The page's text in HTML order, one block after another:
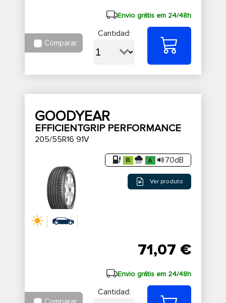
Envio grátis em 24/48h
Comparar
Cantidad:
GOODYEAR
EFFICIENTGRIP PERFORMANCE
205/55R16 91V
70dB
Ver produto
71,07 €
Envio grátis em 24/48h
Cantidad: